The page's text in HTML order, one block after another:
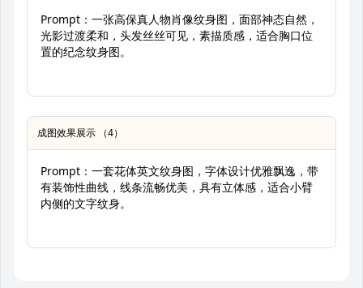
Prompt：一张高保真人物肖像纹身图，面部神态自然，
光影过渡柔和，头发丝丝可见，素描质感，适合胸口位
置的纪念纹身图。
成图效果展示 （4）
Prompt：一套花体英文纹身图，字体设计优雅飘逸，带
有装饰性曲线，线条流畅优美，具有立体感，适合小臂
内侧的文字纹身。